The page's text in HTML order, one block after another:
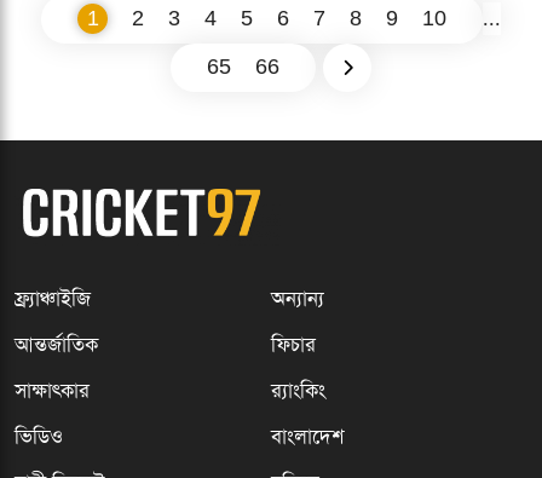
1 2 3 4 5 6 7 8 9 10
...
65
66
ফ্র্যাঞ্চাইজি
অন্যান্য
আন্তর্জাতিক
ফিচার
সাক্ষাৎকার
র‍্যাংকিং
ভিডিও
বাংলাদেশ